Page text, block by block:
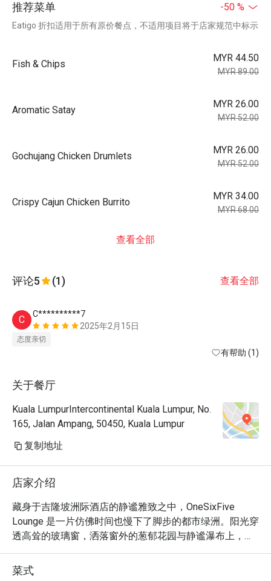
推荐菜单 -50 %
Eatigo 折扣适用于所有原价餐点，不适用项目将于店家规范中标示
Fish & Chips
MYR 44.50
MYR 89.00
Aromatic Satay
MYR 26.00
MYR 52.00
Gochujang Chicken Drumlets
MYR 26.00
MYR 52.00
Crispy Cajun Chicken Burrito
MYR 34.00
MYR 68.00
查看全部
评论5 (1) 查看全部
C
C**********7
2025年2月15日
态度亲切
有帮助 (1)
关于餐厅
Kuala LumpurIntercontinental Kuala Lumpur, No.
165, Jalan Ampang, 50450, Kuala Lumpur
复制地址
店家介绍
藏身于吉隆坡洲际酒店的静谧雅致之中，OneSixFive
Lounge 是一片仿佛时间也慢下了脚步的都市绿洲。阳光穿
透高耸的玻璃窗，洒落窗外的葱郁花园与静谧瀑布上，映
照出一片光影婆娑。空气中弥漫着瓷器轻轻碰撞的清脆声
响、人们低声交谈的温柔絮语，以及现泡香茗与精致糕点
菜式